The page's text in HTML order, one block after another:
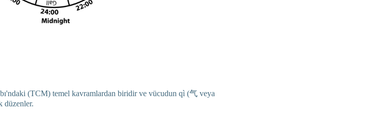
(TCM) temel kavramlardan biridir ve vücudun qì (气 veya
düzenler.